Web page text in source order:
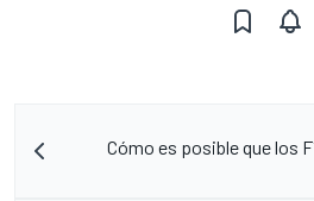
Cómo es posible que los